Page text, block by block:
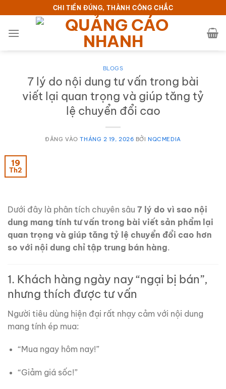
qua
nội
CHI TIỀN ĐÚNG, THÀNH CÔNG CHẮC
BLOGS
7 lý do nội dung tư vấn trong bài
viết lại quan trọng và giúp tăng tỷ
lệ chuyển đổi cao
ĐĂNG VÀOTHÁNG 2 19, 2026 BỞINQCMEDIA
19
Th2
Dưới đây là phân tích chuyên sâu 7 lý do vì sao nội
dung mang tính tư vấn trong bài viết sản phẩm lại
quan trọng và giúp tăng tỷ lệ chuyển đổi cao hơn
so với nội dung chỉ tập trung bán hàng.
1. Khách hàng ngày nay “ngại bị bán”,
nhưng thích được tư vấn
Người tiêu dùng hiện đại rất nhạy cảm với nội dung
mang tính ép mua:
“Mua ngay hôm nay!”
“Giảm giá sốc!”